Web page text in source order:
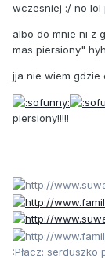
wczesniej :/ no lol
albo do mnie ni z
mas piersiony"
jja nie wiem gdzie
piersiony!!!!!
:Płacz: serduszko